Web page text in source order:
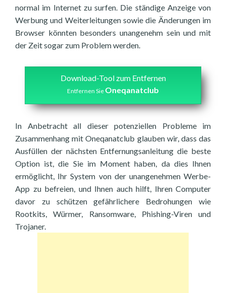
normal im Internet zu surfen. Die ständige Anzeige von
Werbung und Weiterleitungen sowie die Änderungen im
Browser könnten besonders unangenehm sein und mit
der Zeit sogar zum Problem werden.
Download-Tool zum Entfernen
Entfernen Sie Oneqanatclub
In Anbetracht all dieser potenziellen Probleme im
Zusammenhang mit Oneqanatclub glauben wir, dass das
Ausfüllen der nächsten Entfernungsanleitung die beste
Option ist, die Sie im Moment haben, da dies Ihnen
ermöglicht, Ihr System von der unangenehmen Werbe-
App zu befreien, und Ihnen auch hilft, Ihren Computer
davor zu schützen gefährlichere Bedrohungen wie
Rootkits, Würmer, Ransomware, Phishing-Viren und
Trojaner.